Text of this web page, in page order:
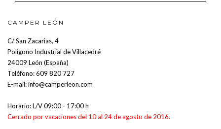
CAMPER LEÓN
C/ San Zacarias, 4
Polígono Industrial de Villacedré
24009 León (España)
Teléfono:609 820 727
E-mail:info@camperleon.com
Horario: L/V 09:00 - 17:00 h
Cerrado por vacaciones del 10 al 24 de agosto de 2016.